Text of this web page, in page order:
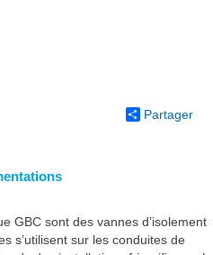
Partager
GBC sont des vannes d’isolement
s’utilisent sur les conduites de